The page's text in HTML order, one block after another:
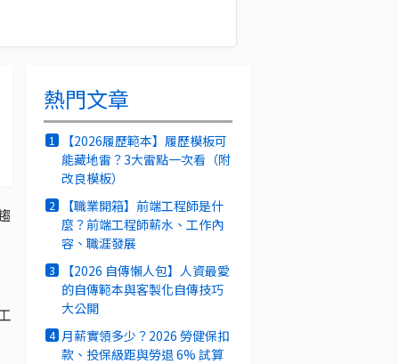
熱門文章
1
【2026履歷範本】履歷模板可
能藏地雷？3大雷點一次看（附
改良模板）
2
【職業開箱】前端工程師是什
麼？前端工程師薪水、工作內
容、職涯發展
3
【2026 自傳懶人包】人資最愛
的自傳範本與客製化自傳技巧
大公開
4 月薪實領多少？2026 勞健保扣
款、投保級距與勞退 6% 試算